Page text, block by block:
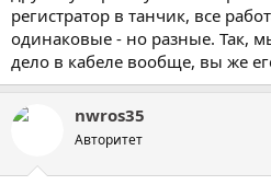
регистратор в танчик, все
одинаковые - но разные. Так,
дело в кабеле вообще, вы же
nwros35
Авторитет